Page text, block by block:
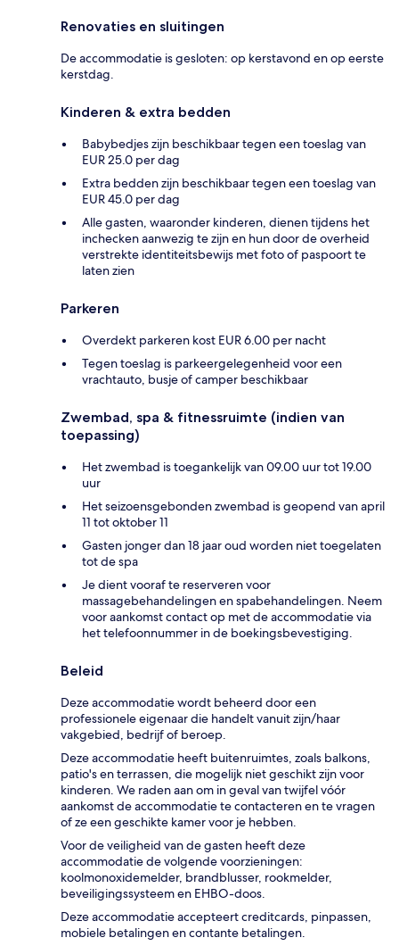
Renovaties en sluitingen
De accommodatie is gesloten: op kerstavond en op eerste
kerstdag.
Kinderen & extra bedden
Babybedjes zijn beschikbaar tegen een toeslag van
EUR 25.0 per dag
Extra bedden zijn beschikbaar tegen een toeslag van
EUR 45.0 per dag
Alle gasten, waaronder kinderen, dienen tijdens het
inchecken aanwezig te zijn en hun door de overheid
verstrekte identiteitsbewijs met foto of paspoort te
laten zien
Parkeren
Overdekt parkeren kost EUR 6.00 per nacht
Tegen toeslag is parkeergelegenheid voor een
vrachtauto, busje of camper beschikbaar
Zwembad, spa & fitnessruimte (indien van
toepassing)
Het zwembad is toegankelijk van 09.00 uur tot 19.00
uur
Het seizoensgebonden zwembad is geopend van april
11 tot oktober 11
Gasten jonger dan 18 jaar oud worden niet toegelaten
tot de spa
Je dient vooraf te reserveren voor
massagebehandelingen en spabehandelingen. Neem
voor aankomst contact op met de accommodatie via
het telefoonnummer in de boekingsbevestiging.
Beleid
Deze accommodatie wordt beheerd door een
professionele eigenaar die handelt vanuit zijn/haar
vakgebied, bedrijf of beroep.
Deze accommodatie heeft buitenruimtes, zoals balkons,
patio's en terrassen, die mogelijk niet geschikt zijn voor
kinderen. We raden aan om in geval van twijfel vóór
aankomst de accommodatie te contacteren en te vragen
of ze een geschikte kamer voor je hebben.
Voor de veiligheid van de gasten heeft deze
accommodatie de volgende voorzieningen:
koolmonoxidemelder, brandblusser, rookmelder,
beveiligingssysteem en EHBO-doos.
Deze accommodatie accepteert creditcards, pinpassen,
mobiele betalingen en contante betalingen.